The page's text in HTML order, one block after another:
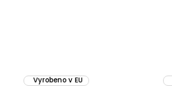
Vyrobeno v EU